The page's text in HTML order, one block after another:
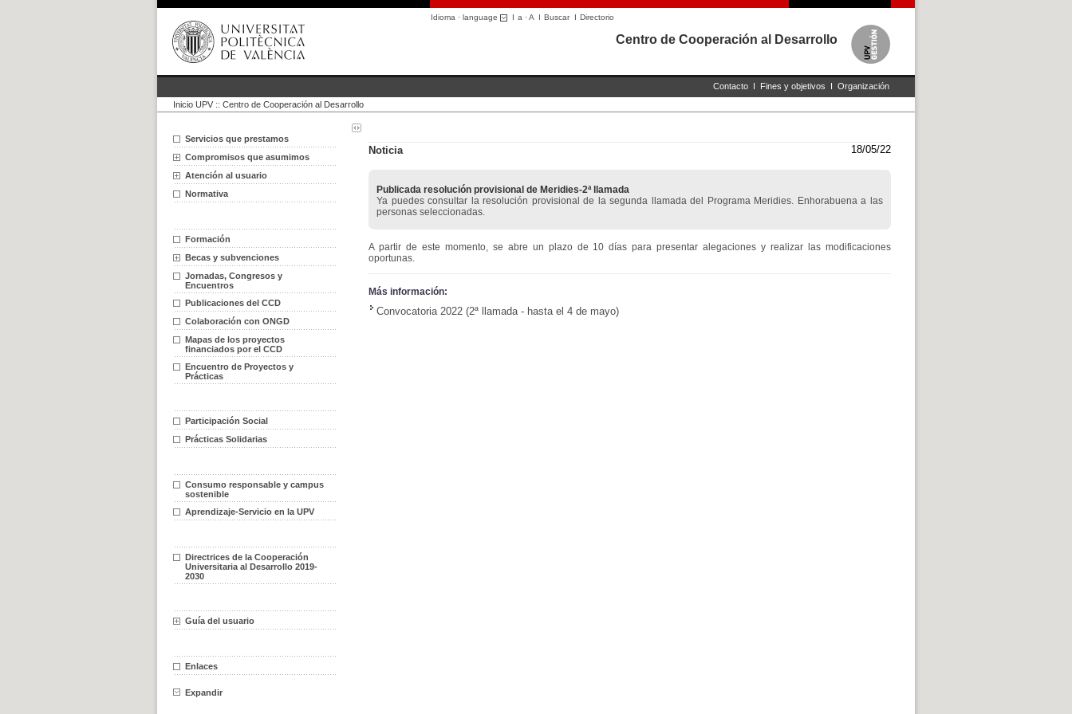
Idioma · language I a ·A I BuscarI Directorio
Centro de Cooperación al Desarrollo
Contacto I Fines y objetivos I Organización
Inicio UPV :: Centro de Cooperación al Desarrollo
Servicios que prestamos
Compromisos que asumimos
Atención al usuario
Normativa
Formación
Becas y subvenciones
Jornadas, Congresos y
Encuentros
Publicaciones del CCD
Colaboración con ONGD
Mapas de los proyectos
financiados por el CCD
Encuentro de Proyectos y
Prácticas
Participación Social
Prácticas Solidarias
Consumo responsable y campus
sostenible
Aprendizaje-Servicio en la UPV
Directrices de la Cooperación
Universitaria al Desarrollo 2019-
2030
Guía del usuario
Enlaces
Expandir
18/05/22
Noticia
Publicada resolución provisional de Meridies-2ª llamada
Ya puedes consultar la resolución provisional de la segunda llamada del Programa Meridies. Enhorabuena a las
personas seleccionadas.
A partir de este momento, se abre un plazo de 10 días para presentar alegaciones y realizar las modificaciones
oportunas.
Más información:
Convocatoria 2022 (2ª llamada - hasta el 4 de mayo)